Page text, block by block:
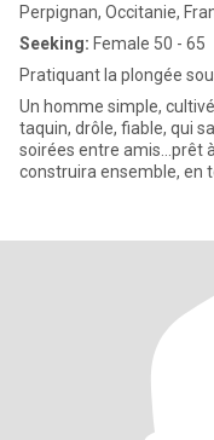
Perpignan, Occitanie,
Seeking: Female 50 - 65
Pratiquant la plongée
Un homme simple,
taquin, drôle, fiable, qui
soirées entre amis...prêt
construira ensemble, en